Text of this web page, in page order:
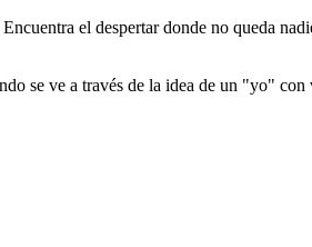
el despertar donde no queda
se ve a través de la idea de un "yo"